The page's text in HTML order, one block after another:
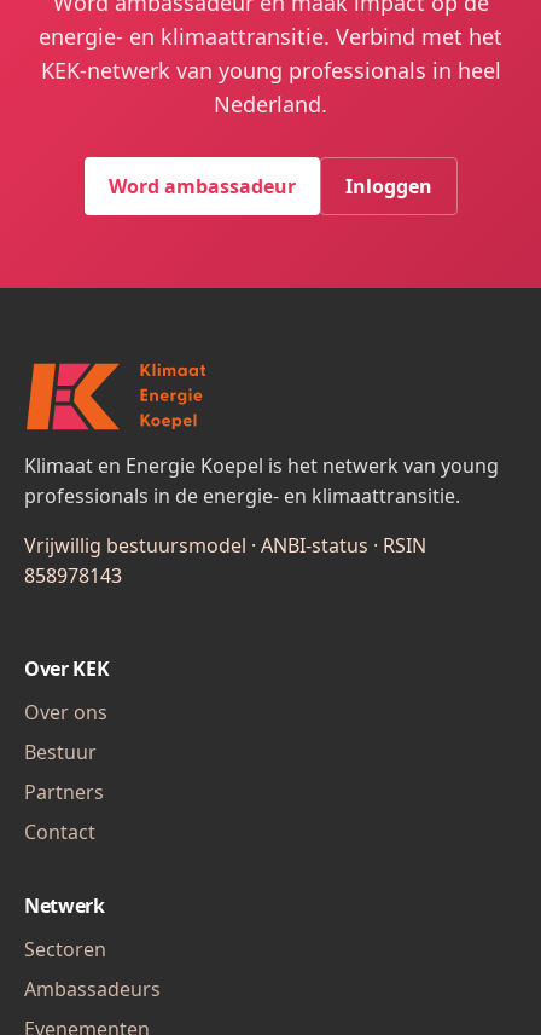
energie- en klimaattransitie. Verbind met het
KEK-netwerk van young professionals in heel
Nederland.
Word ambassadeur Inloggen
Klimaat en Energie Koepel is het netwerk van young
professionals in de energie- en klimaattransitie.
Vrijwillig bestuursmodel · ANBI-status · RSIN
858978143
Over KEK
Over ons
Bestuur
Partners
Contact
Netwerk
Sectoren
Ambassadeurs
Evenementen